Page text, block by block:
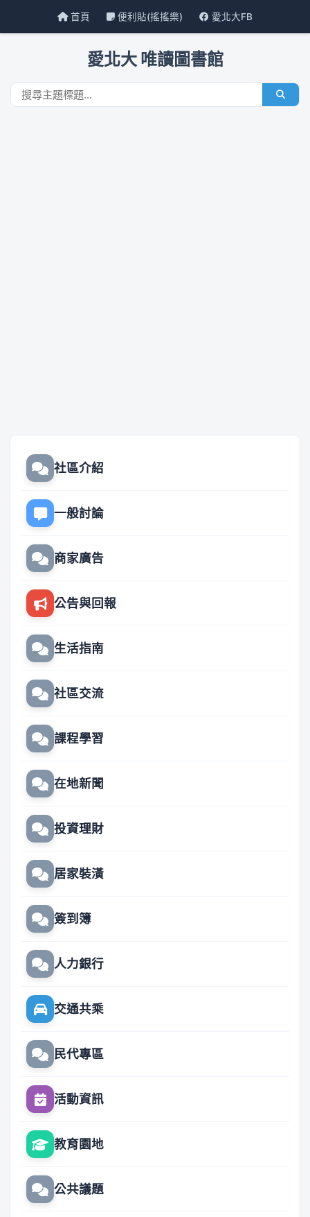
首頁 便利貼(搖搖樂) 愛北大FB
愛北大 唯讀圖書館
社區介紹
一般討論
商家廣告
公告與回報
生活指南
社區交流
課程學習
在地新聞
投資理財
居家裝潢
簽到簿
人力銀行
交通共乘
民代專區
活動資訊
教育園地
公共議題